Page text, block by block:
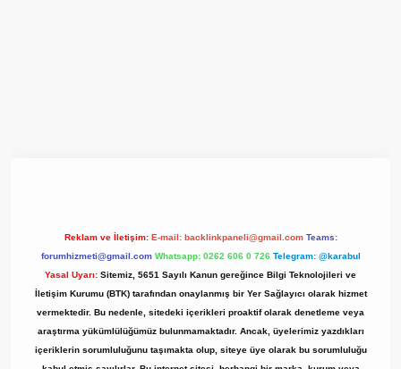
Reklam ve İletişim: E-mail: backlinkpaneli@gmail.com Teams:
forumhizmeti@gmail.com Whatsapp: 0262 606 0 726 Telegram: @karabul
Yasal Uyarı: Sitemiz, 5651 Sayılı Kanun gereğince Bilgi Teknolojileri ve
İletişim Kurumu (BTK) tarafından onaylanmış bir Yer Sağlayıcı olarak hizmet
vermektedir. Bu nedenle, sitedeki içerikleri proaktif olarak denetleme veya
araştırma yükümlülüğümüz bulunmamaktadır. Ancak, üyelerimiz yazdıkları
içeriklerin sorumluluğunu taşımakta olup, siteye üye olarak bu sorumluluğu